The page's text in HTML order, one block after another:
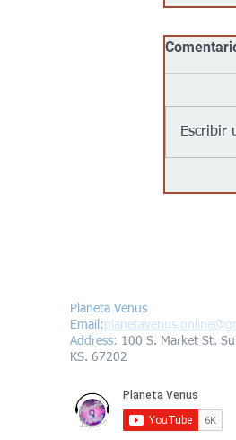
Escribir
Planeta Venus
Email:planetavenus.online
Address: 100 S. Market St.
KS. 67202